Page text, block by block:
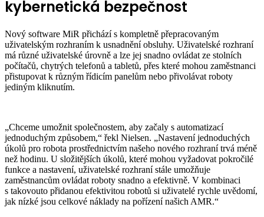
kybernetická bezpečnost
Nový software MiR přichází s kompletně přepracovaným
uživatelským rozhraním k usnadnění obsluhy. Uživatelské rozhraní
má různé uživatelské úrovně a lze jej snadno ovládat ze stolních
počítačů, chytrých telefonů a tabletů, přes které mohou zaměstnanci
přistupovat k různým řídicím panelům nebo přivolávat roboty
jediným kliknutím.
„Chceme umožnit společnostem, aby začaly s automatizací
jednoduchým způsobem,“ řekl Nielsen. „Nastavení jednoduchých
úkolů pro robota prostřednictvím našeho nového rozhraní trvá méně
než hodinu. U složitějších úkolů, které mohou vyžadovat pokročilé
funkce a nastavení, uživatelské rozhraní stále umožňuje
zaměstnancům ovládat roboty snadno a efektivně. V kombinaci
s takovouto přidanou efektivitou robotů si uživatelé rychle uvědomí,
jak nízké jsou celkové náklady na pořízení našich AMR.“